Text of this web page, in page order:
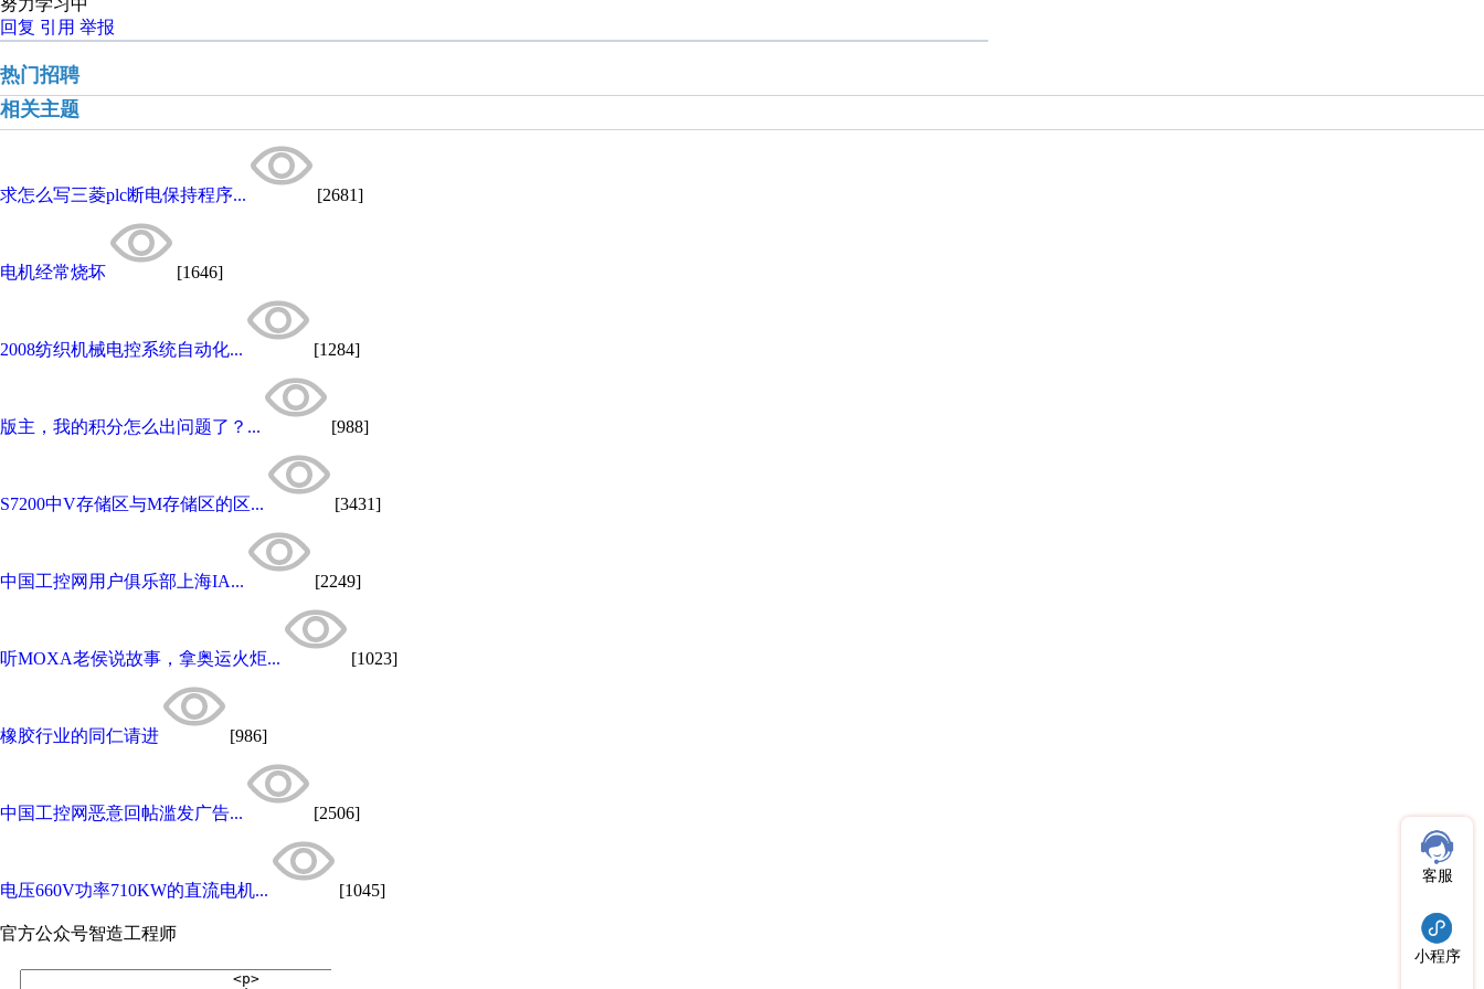
努力学习中
回复 引用 举报
热门招聘
相关主题
求怎么写三菱plc断电保持程序... [2681]
电机经常烧坏 [1646]
2008纺织机械电控系统自动化... [1284]
版主，我的积分怎么出问题了？... [988]
S7200中V存储区与M存储区的区... [3431]
中国工控网用户俱乐部上海IA... [2249]
听MOXA老侯说故事，拿奥运火炬... [1023]
橡胶行业的同仁请进 [986]
中国工控网恶意回帖滥发广告... [2506]
电压660V功率710KW的直流电机... [1045]
官方公众号智造工程师
客服
小程序